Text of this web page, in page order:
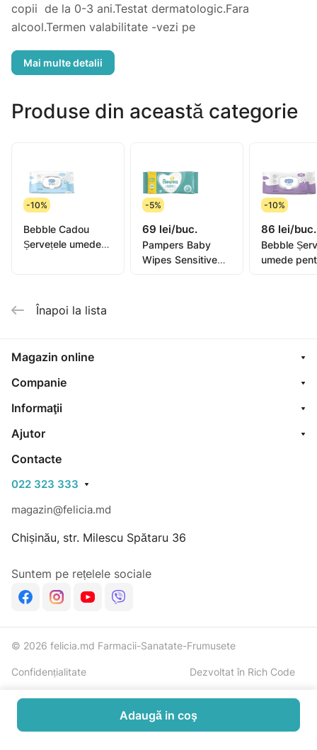
copii de la 0-3 ani.Testat dermatologic.Fara
alcool.Termen valabilitate -vezi pe
Importator: "Rihpangalfarma" SRL, str. N.Milescu
Produse din această categorie
-10%
Bebble Cadou
Șervețele umede
-5%
69 lei/buc.
Pampers Baby
Wipes Sensitive
-10%
86 lei/buc.
Bebble
umede
Înapoi la lista
Magazin online
Companie
Informaţii
Ajutor
Contacte
022 323 333
magazin@felicia.md
Chișinău, str. Milescu Spătaru 36
Suntem pe rețelele sociale
© 2026 felicia.md Farmacii-Sanatate-Frumusete
Confidențialitate Dezvoltat în Rich Code
Adaugă in coş